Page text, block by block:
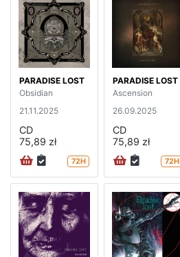
PARADISE LOST
Obsidian
21.11.2025
CD
75,89 zł
72H
PARADISE LOST
Ascension
26.09.2025
CD
75,89 zł
72H